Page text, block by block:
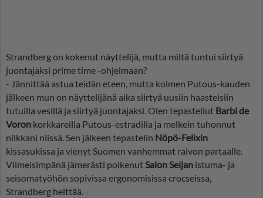
Strandberg on kokenut näyttelijä, mutta miltä tuntui siirtyä
juontajaksi prime time -ohjelmaan?
- Jännittää astua teidän eteen, mutta kolmen Putous-kauden
jälkeen mun on näyttelijänä aika siirtyä uusiin haasteisiin
tutuilla vesillä ja siirtyä juontajaksi. Olen tepastellut Barbi de
Voron korkkareilla Putous-estradilla ja melkein tuhonnut
nilkkani niissä. Sen jälkeen tepastelin Nöpö-Felixin
kissasukissa ja vienyt Suomen vanhemmat raivon partaalle.
Viimeisimpänä jämerästi polkenutSalon Seijan istuma- ja
seisomatyöhön sopivissa ergonomisissa crocseissa,
Strandberg heittää.